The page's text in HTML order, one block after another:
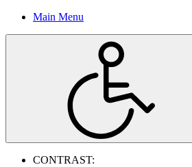
Main Menu
CONTRAST: